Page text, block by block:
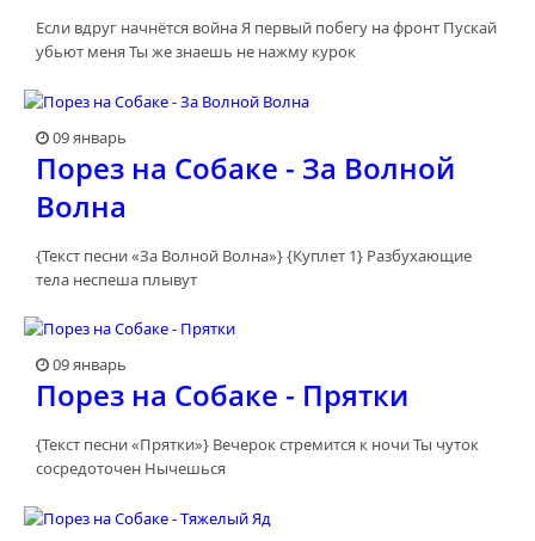
Если вдруг начнётся война Я первый побегу на фронт Пускай
убьют меня Ты же знаешь не нажму курок
09 январь
Порез на Собаке - За Волной
Волна
{Текст песни «За Волной Волна»} {Куплет 1} Разбухающие
тела неспеша плывут
09 январь
Порез на Собаке - Прятки
{Текст песни «Прятки»} Вечерок стремится к ночи Ты чуток
сосредоточен Нычешься